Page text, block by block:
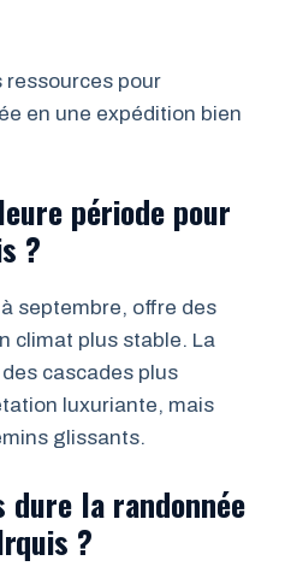
ressources pour
en une expédition bien
période pour
?
septembre, offre des
climat plus stable. La
cascades plus
luxuriante, mais
glissants.
dure la randonnée
?